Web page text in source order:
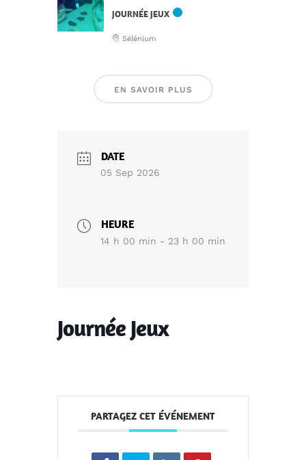
JOURNÉE JEUX
Sélénium
EN SAVOIR PLUS
DATE
05 Sep 2026
HEURE
14 h 00 min - 23 h 00 min
Journée Jeux
PARTAGEZ CET ÉVÉNEMENT